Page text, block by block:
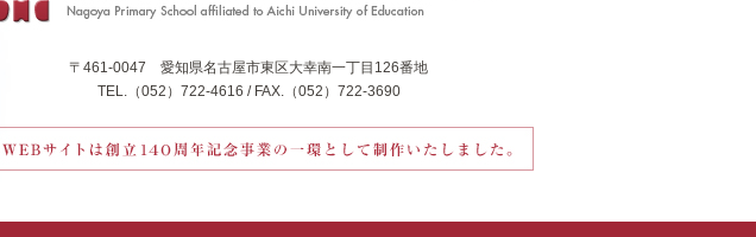
〒461-0047 愛知県名古屋市東区大幸南一丁目126番地
TEL.（052）722-4616 / FAX.（052）722-3690